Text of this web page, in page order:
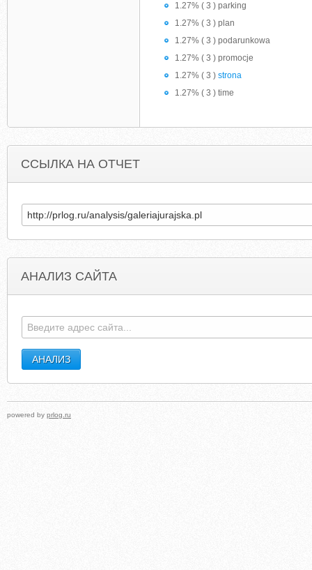
1.27% ( 3 ) parking
1.27% ( 3 ) plan
1.27% ( 3 ) podarunkowa
1.27% ( 3 ) promocje
1.27% ( 3 ) strona
1.27% ( 3 ) time
ССЫЛКА НА ОТЧЕТ
АНАЛИЗ САЙТА
powered by prlog.ru